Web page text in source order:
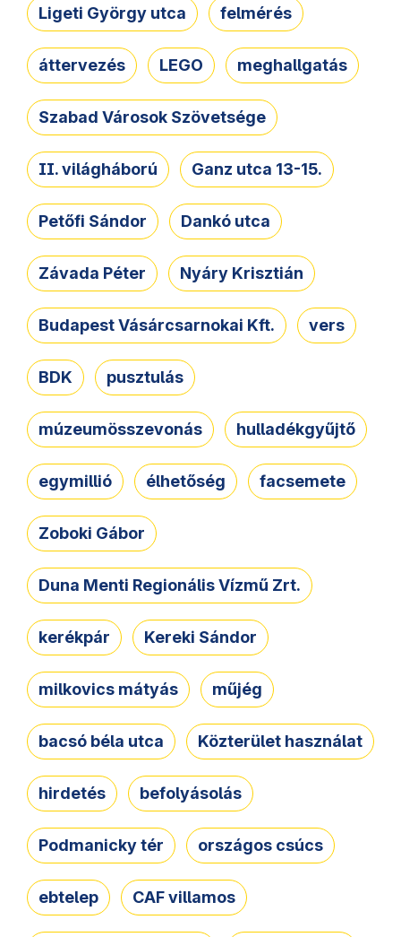
Ligeti György utca felmérés
áttervezés LEGO meghallgatás
Szabad Városok Szövetsége
II. világháború Ganz utca 13-15.
Petőfi Sándor Dankó utca
Závada Péter Nyáry Krisztián
Budapest Vásárcsarnokai Kft. vers
BDK pusztulás
múzeumösszevonás hulladékgyűjtő
egymillió élhetőség facsemete
Zoboki Gábor
Duna Menti Regionális Vízmű Zrt.
kerékpár Kereki Sándor
milkovics mátyás műjég
bacsó béla utca Közterület használat
hirdetés befolyásolás
Podmanicky tér országos csúcs
ebtelep CAF villamos